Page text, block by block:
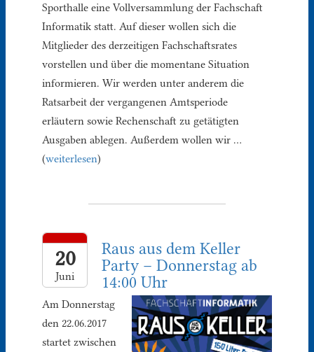
Sporthalle eine Vollversammlung der Fachschaft
Informatik statt. Auf dieser wollen sich die
Mitglieder des derzeitigen Fachschaftsrates
vorstellen und über die momentane Situation
informieren. Wir werden unter anderem die
Ratsarbeit der vergangenen Amtsperiode
erläutern sowie Rechenschaft zu getätigten
Ausgaben ablegen. Außerdem wollen wir …
(weiterlesen)
20
Juni
Raus aus dem Keller
Party – Donnerstag ab
14:00 Uhr
Am Donnerstag
den 22.06.2017
startet zwischen